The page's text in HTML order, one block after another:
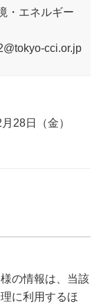
・エネルギー
cci.or.jp
28日（金）
の情報は、当該
に利用するほ